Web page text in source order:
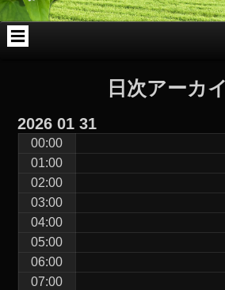
日次アーカ
2026 01 31
00:00
01:00
02:00
03:00
04:00
05:00
06:00
07:00